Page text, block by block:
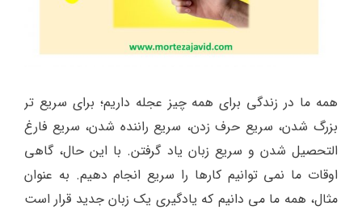
همه ما در زندگی برای همه چیز عجله داریم؛ برای سریع تر
بزرگ شدن، سریع حرف زدن، سریع راننده شدن، سریع فارغ
التحصیل شدن و سریع زبان یاد گرفتن. با این حال، گاهی
اوقات ما نمی توانیم کارها را سریع انجام دهیم. به عنوان
مثال، همه ما می دانیم که یادگیری یک زبان جدید قرار است